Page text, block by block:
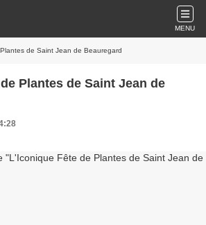
MENU
de Saint Jean de Beauregard
Plantes de Saint Jean de